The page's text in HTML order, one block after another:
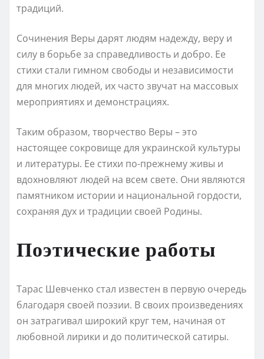
традиций.
Сочинения Веры дарят людям надежду, веру и
силу в борьбе за справедливость и добро. Ее
стихи стали гимном свободы и независимости
для многих людей, их часто звучат на массовых
мероприятиях и демонстрациях.
Таким образом, творчество Веры – это
настоящее сокровище для украинской культуры
и литературы. Ее стихи по-прежнему живы и
вдохновляют людей на всем свете. Они являются
памятником истории и национальной гордости,
сохраняя дух и традиции своей Родины.
Поэтические работы
Тарас Шевченко стал известен в первую очередь
благодаря своей поэзии. В своих произведениях
он затрагивал широкий круг тем, начиная от
любовной лирики и до политической сатиры.